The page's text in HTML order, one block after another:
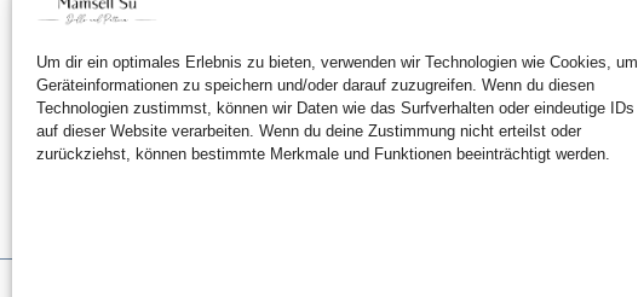
Um dir ein optimales Erlebnis zu bieten, verwenden wir Technologien wie Cookies, um
Geräteinformationen zu speichern und/oder darauf zuzugreifen. Wenn du diesen
Technologien zustimmst, können wir Daten wie das Surfverhalten oder eindeutige IDs
auf dieser Website verarbeiten. Wenn du deine Zustimmung nicht erteilst oder
zurückziehst, können bestimmte Merkmale und Funktionen beeinträchtigt werden.